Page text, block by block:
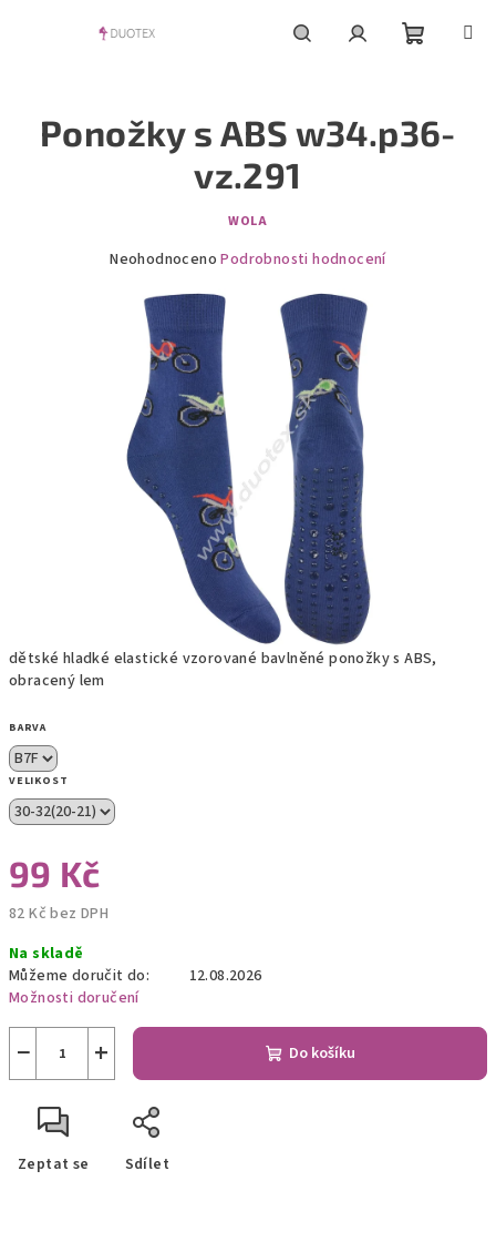
košík
dětské hladké elastické vzorované bavlněné ponožky s ABS,
obracený lem
BARVA
VELIKOST
99 Kč
82 Kč bez DPH
cena:
Na skladě
Můžeme doručit do:
12.08.2026
Možnosti doručení
+
− Do košíku
Zeptat se Sdílet
Ponožky s ABS w34.p36-
vz.291
WOLA
Průměrné
produktu
hvězdiček.
Neohodnoceno Podrobnosti hodnocení